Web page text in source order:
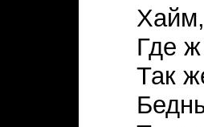
Где
Так